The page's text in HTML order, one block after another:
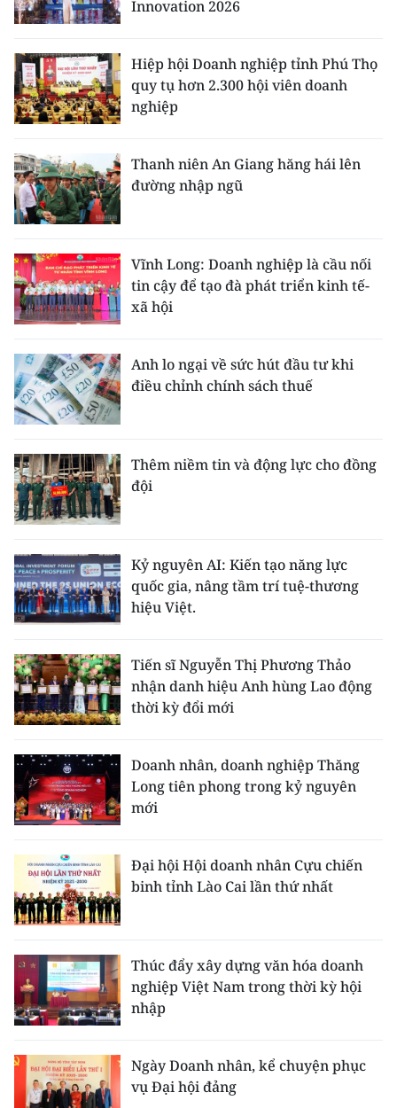
TIN MỚI
TIN ĐỊA PHƯƠNG
Trung du và miền núi phía Bắc
Bắc Trung Bộ
Duyên hải Nam Trung Bộ và Tây
Đông Nam Bộ
Đồng bằng sông Cửu Long
Chuyên trang Hà Nội
Chuyên trang TP. Hồ Chí Minh
CÁC CHUYÊN TRANG
THỜI NAY
NHÂN DÂN CUỐI TUẦN
NHÂN DÂN HẰNG THÁNG
MUA BÁO
ENGLISH
FRANÇAIS
ESPAÑOL
한국어
Innovation 2026
Hiệp hội Doanh nghiệp tỉnh Phú Thọ
quy tụ hơn 2.300 hội viên doanh
nghiệp
Thanh niên An Giang hăng hái lên
đường nhập ngũ
Vĩnh Long: Doanh nghiệp là cầu nối
tin cậy để tạo đà phát triển kinh tế-
xã hội
Anh lo ngại về sức hút đầu tư khi
điều chỉnh chính sách thuế
Thêm niềm tin và động lực cho đồng
đội
Kỷ nguyên AI: Kiến tạo năng lực
quốc gia, nâng tầm trí tuệ-thương
hiệu Việt.
Tiến sĩ Nguyễn Thị Phương Thảo
nhận danh hiệu Anh hùng Lao động
thời kỳ đổi mới
Doanh nhân, doanh nghiệp Thăng
Long tiên phong trong kỷ nguyên
mới
Đại hội Hội doanh nhân Cựu chiến
binh tỉnh Lào Cai lần thứ nhất
Thúc đẩy xây dựng văn hóa doanh
nghiệp Việt Nam trong thời kỳ hội
nhập
Ngày Doanh nhân, kể chuyện phục
vụ Đại hội đảng